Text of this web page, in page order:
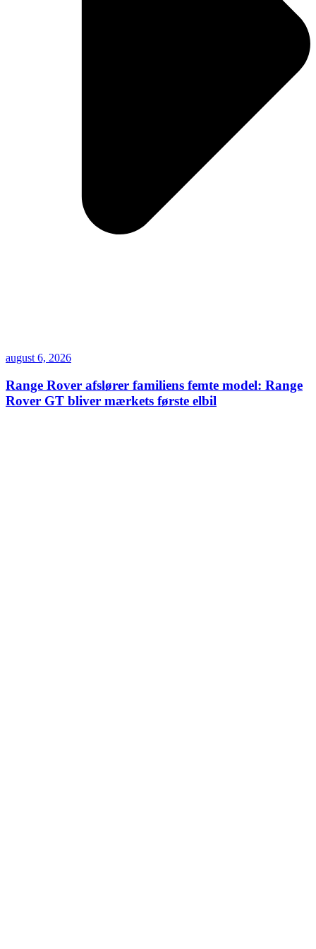
august 6, 2026
Range Rover afslører familiens femte model: Range
Rover GT bliver mærkets første elbil